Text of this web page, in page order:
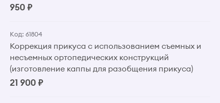
950 ₽
Код: 61804
Коррекция прикуса с использованием съемных и
несъемных ортопедических конструкций
(изготовление каппы для разобщения прикуса)
21 900 ₽